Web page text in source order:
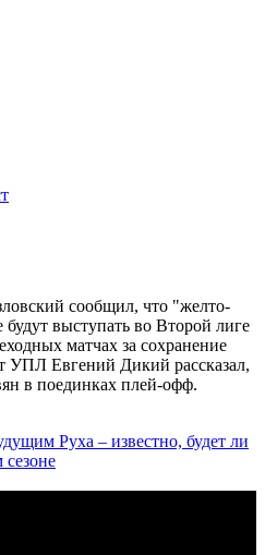
сообщил, что "желто-
выступать во Второй лиге
матчах за сохранение
УПЛ Евгений Дикий рассказал,
в поединках плей-офф.
Руха – известно, будет ли